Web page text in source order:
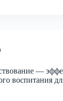
—
воспитания